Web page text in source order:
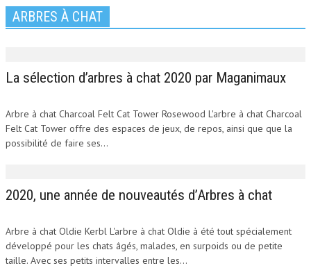
ARBRES À CHAT
La sélection d’arbres à chat 2020 par Maganimaux
Arbre à chat Charcoal Felt Cat Tower Rosewood L'arbre à chat Charcoal
Felt Cat Tower offre des espaces de jeux, de repos, ainsi que que la
possibilité de faire ses...
2020, une année de nouveautés d’Arbres à chat
Arbre à chat Oldie Kerbl L'arbre à chat Oldie à été tout spécialement
développé pour les chats âgés, malades, en surpoids ou de petite
taille. Avec ses petits intervalles entre les...